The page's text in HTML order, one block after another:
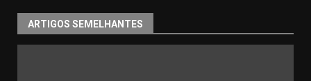
ARTIGOS SEMELHANTES